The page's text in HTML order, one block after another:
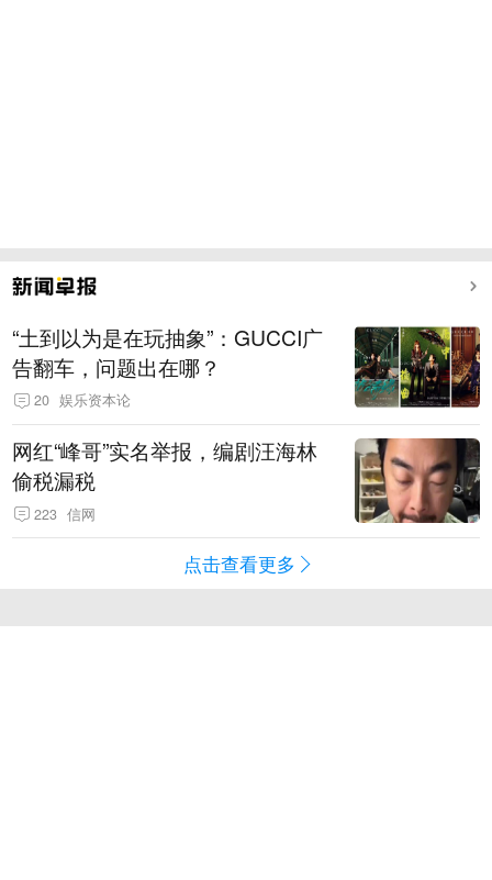
“土到以为是在玩抽象”：GUCCI广
告翻车，问题出在哪？
20 娱乐资本论
网红“峰哥”实名举报，编剧汪海林
偷税漏税
223 信网
点击查看更多